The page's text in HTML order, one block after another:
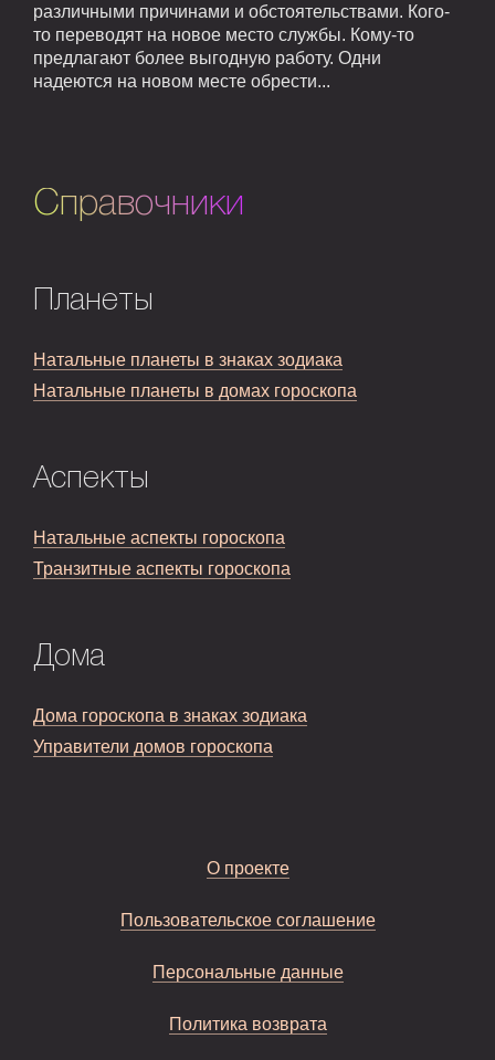
различными причинами и обстоятельствами. Кого-
то переводят на новое место службы. Кому-то
предлагают более выгодную работу. Одни
надеются на новом месте обрести...
Справочники
Планеты
Натальные планеты в знаках зодиака
Натальные планеты в домах гороскопа
Аспекты
Натальные аспекты гороскопа
Транзитные аспекты гороскопа
Дома
Дома гороскопа в знаках зодиака
Управители домов гороскопа
О проекте
Пользовательское соглашение
Персональные данные
Политика возврата